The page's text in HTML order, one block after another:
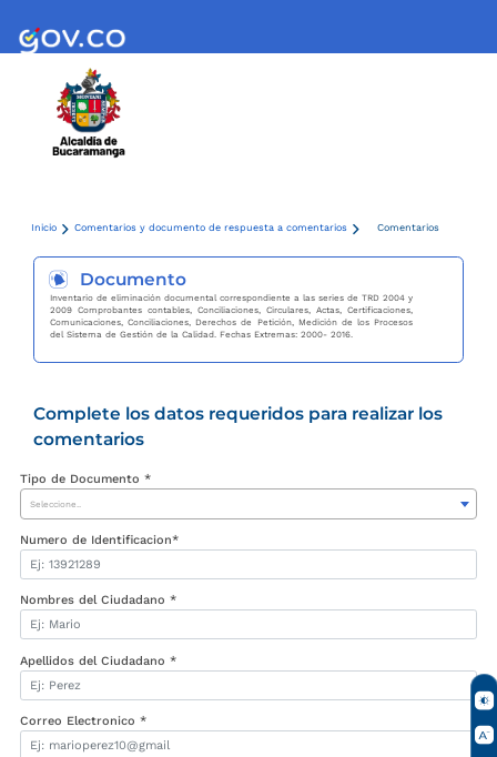
Inicio Comentarios y documento de respuesta a comentarios Comentarios
Documento
Inventario de eliminación documental correspondiente a las series de TRD 2004 y
2009 Comprobantes contables, Conciliaciones, Circulares, Actas, Certificaciones,
Comunicaciones, Conciliaciones, Derechos de Petición, Medición de los Procesos
del Sistema de Gestión de la Calidad. Fechas Extremas: 2000- 2016.
Complete los datos requeridos para realizar los
comentarios
Tipo de Documento *
Seleccione..
Numero de Identificacion*
Nombres del Ciudadano *
Apellidos del Ciudadano *
Correo Electronico *